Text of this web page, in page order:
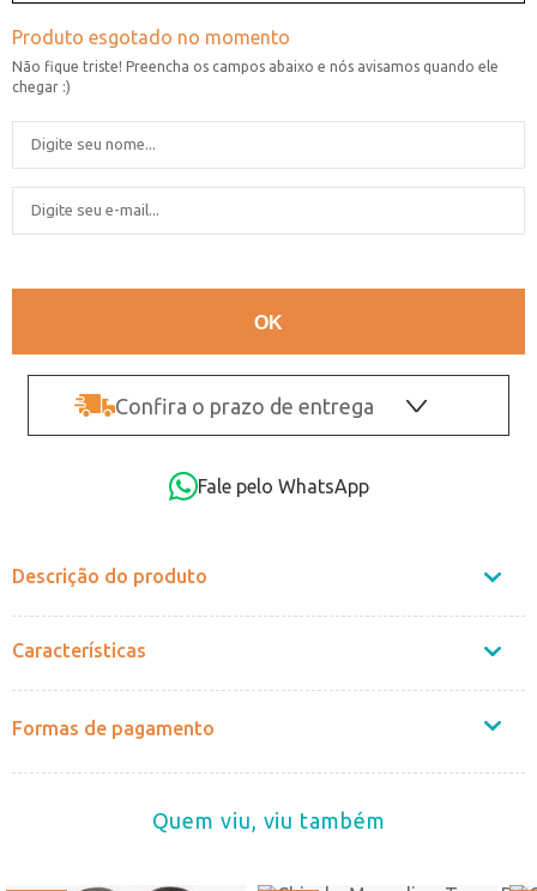
Confira o prazo de entrega
Fale pelo WhatsApp
Descrição do produto
Características
Formas de pagamento
Quem viu, viu também